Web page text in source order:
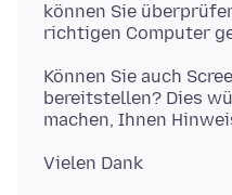
können Sie
Können Sie auch
bereitstellen? Dies